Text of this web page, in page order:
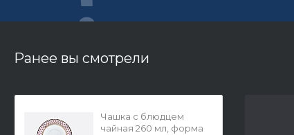
Ранее вы смотрели
Чашка с блюдцем
чайная 260 мл, форма